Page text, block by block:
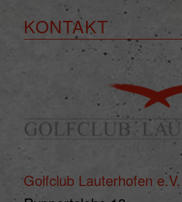
KONTAKT
Golfclub Lauterhofen e.V.